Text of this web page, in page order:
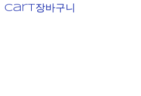
Cart장바구니